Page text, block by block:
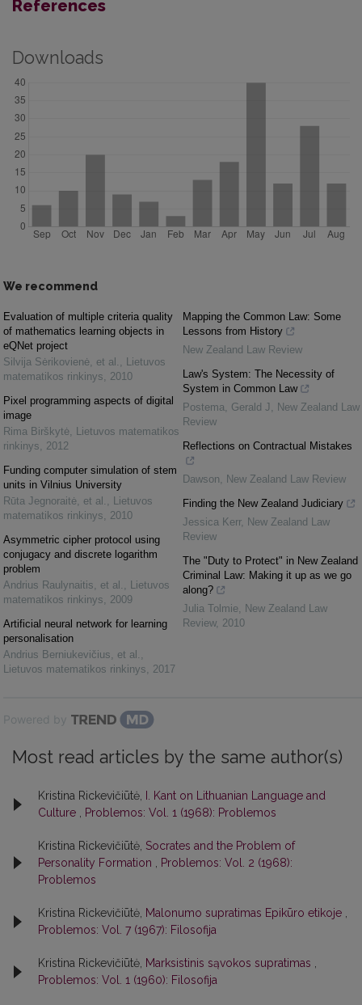
References
Downloads
We recommend
Evaluation of multiple criteria quality
of mathematics learning objects in
eQNet project
Silvija Sėrikovienė, et al.
Lietuvos
matematikos rinkinys
2010
Pixel programming aspects of digital
image
Rima Birškytė
Lietuvos matematikos
rinkinys
2012
Funding computer simulation of stem
units in Vilnius University
Rūta Jegnoraitė, et al.
Lietuvos
matematikos rinkinys
2010
Asymmetric cipher protocol using
conjugacy and discrete logarithm
problem
Andrius Raulynaitis, et al.
Lietuvos
matematikos rinkinys
2009
Artificial neural network for learning
personalisation
Andrius Berniukevičius, et al.
Lietuvos matematikos rinkinys
2017
Mapping the Common Law: Some
Lessons from History
New Zealand Law Review
Law's System: The Necessity of
System in Common Law
Postema, Gerald J
New Zealand Law
Review
Reflections on Contractual Mistakes
Dawson
New Zealand Law Review
Finding the New Zealand Judiciary
Jessica Kerr, New Zealand Law
Review
The "Duty to Protect" in New Zealand
Criminal Law: Making it up as we go
along?
Julia Tolmie
New Zealand Law
Review, 2010
Powered by
Most read articles by the same author(s)
Kristina Rickevičiūtė,
I. Kant on Lithuanian Language and
Culture
Problemos: Vol. 1 (1968): Problemos
Kristina Rickevičiūtė, Socrates and the Problem of
Personality Formation
Problemos: Vol. 2 (1968):
Problemos
Kristina Rickevičiūtė, Malonumo supratimas Epikūro etikoje
Problemos: Vol. 7 (1967): Filosofija
Kristina Rickevičiūtė, Marksistinis sąvokos supratimas
Problemos: Vol. 1 (1960): Filosofija